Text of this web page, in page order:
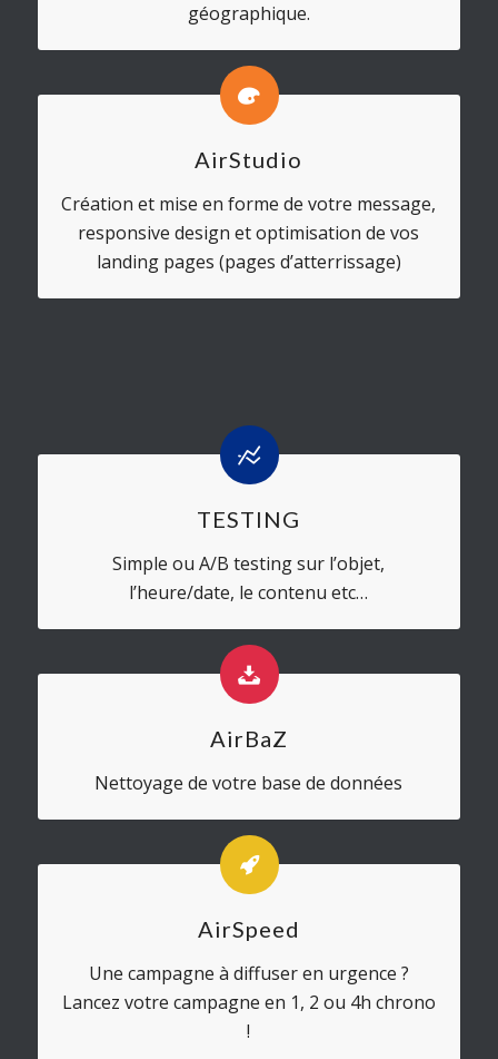
géographique.
AirStudio
Création et mise en forme de votre message,
responsive design et optimisation de vos
landing pages (pages d’atterrissage)
TESTING
Simple ou A/B testing sur l’objet,
l’heure/date, le contenu etc…
AirBaZ
Nettoyage de votre base de données
AirSpeed
Une campagne à diffuser en urgence ?
Lancez votre campagne en 1, 2 ou 4h chrono
!